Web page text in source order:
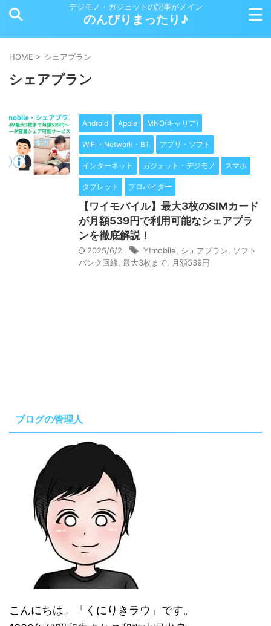
デジモノ・ガジェットの記事がメイン
のんびりまったり♪
HOME > シェアプラン
シェアプラン
Android Apple MNO(キャリア)
WiFi・Network・BT アプリ・ソフト
インターネット ガジェット・デジモノ スマホ
タブレット プロバイダー
【ワイモバイル】最大3枚のSIMカード
が月額539円で利用可能なシェアプラ
ンを徹底解説！
2025/6/2 Y!mobile シェアプラン
ソフト
バンク回線 最大3枚まで 月額539円
ブログの管理人
こんにちは。「くにりきラウ」です。